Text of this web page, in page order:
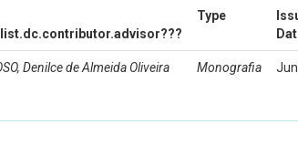
Type
Denilce de Almeida Oliveira Monografia